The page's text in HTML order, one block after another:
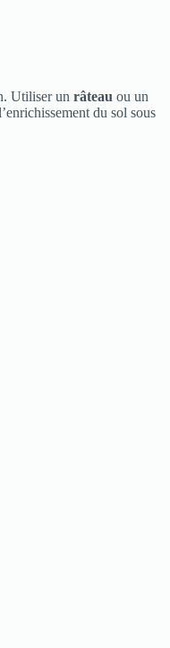
Utiliser un râteau ou un
du sol sous